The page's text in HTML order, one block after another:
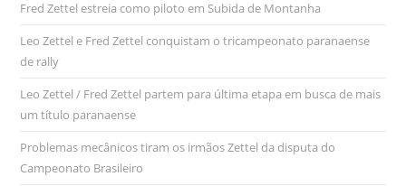
Fred Zettel estreia como piloto em Subida de Montanha
Leo Zettel e Fred Zettel conquistam o tricampeonato paranaense
de rally
Leo Zettel / Fred Zettel partem para última etapa em busca de mais
um título paranaense
Problemas mecânicos tiram os irmãos Zettel da disputa do
Campeonato Brasileiro